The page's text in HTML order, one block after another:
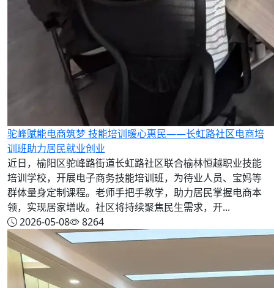
驼峰赋能电商筑梦 技能培训暖心惠民——长虹路社区电商培
训班助力居民就业创业
近日，榆阳区驼峰路街道长虹路社区联合榆林恒越职业技能
培训学校，开展电子商务技能培训班，为待业人员、宝妈等
群体量身定制课程。老师手把手教学，助力居民掌握电商本
领，实现居家增收。社区将持续聚焦民生需求，开...
2026-05-08
8264